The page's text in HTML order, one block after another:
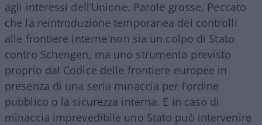
agli interessi dell’Unione. Parole grosse. Peccato
che la reintroduzione temporanea dei controlli
alle frontiere interne non sia un colpo di Stato
contro Schengen, ma uno strumento previsto
proprio dal Codice delle frontiere europee in
presenza di una seria minaccia per l’ordine
pubblico o la sicurezza interna. E in caso di
minaccia imprevedibile uno Stato può intervenire